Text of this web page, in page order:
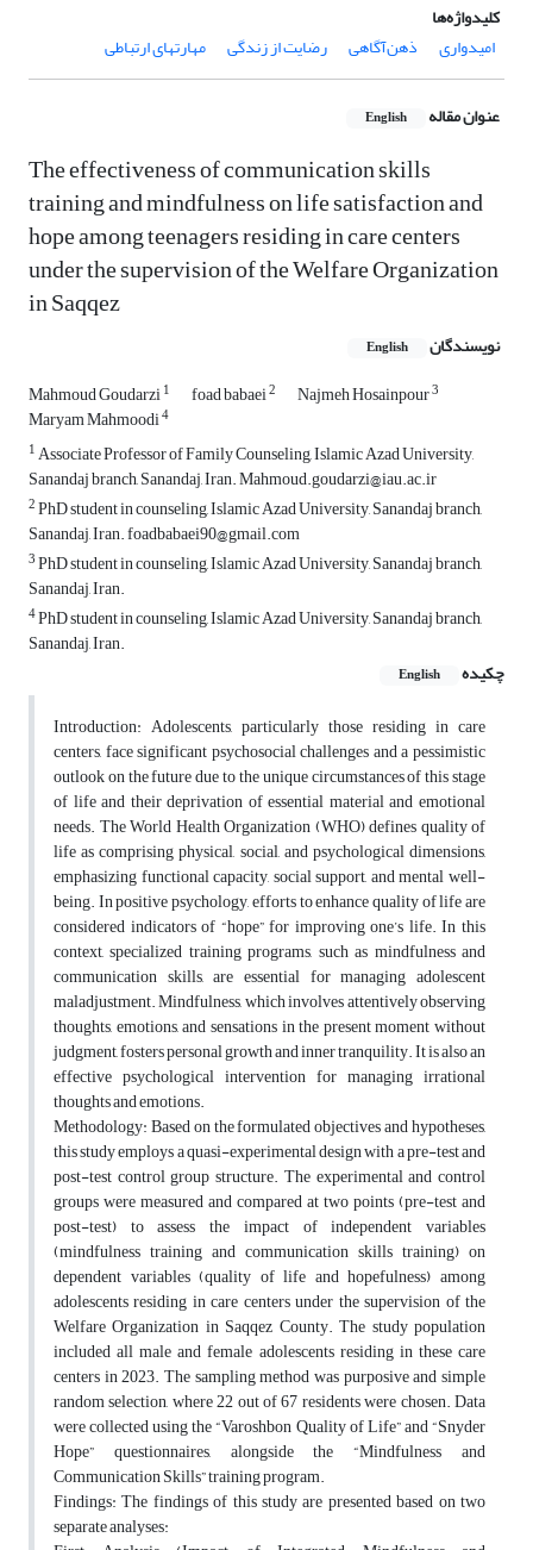
کلیدواژه‌ها
امیدواری
ذهن‌آگاهی رضایت از زندگی مهارتهای ارتباطی
عنوان مقاله English
The effectiveness of communication skills
training and mindfulness on life satisfaction and
hope among teenagers residing in care centers
under the supervision of the Welfare Organization
in Saqqez
نویسندگان English
Mahmoud Goudarzi1 foad babaei2 Najmeh Hosainpour3
Maryam Mahmoodi4
1Associate Professor of Family Counseling, Islamic Azad University,
Sanandaj branch, Sanandaj, Iran. Mahmoud.goudarzi@iau.ac.ir
2PhD student in counseling, Islamic Azad University, Sanandaj branch,
Sanandaj, Iran. foadbabaei90@gmail.com
3PhD student in counseling, Islamic Azad University, Sanandaj branch,
Sanandaj, Iran.
4PhD student in counseling, Islamic Azad University, Sanandaj branch,
Sanandaj, Iran.
چکیده
English
Introduction: Adolescents, particularly those residing in care
centers, face significant psychosocial challenges and a pessimistic
outlook on the future due to the unique circumstances of this stage
of life and their deprivation of essential material and emotional
needs. The World Health Organization (WHO) defines quality of
life as comprising physical, social, and psychological dimensions,
emphasizing functional capacity, social support, and mental well-
being. In positive psychology, efforts to enhance quality of life are
considered indicators of “hope” for improving one’s life. In this
context, specialized training programs, such as mindfulness and
communication skills, are essential for managing adolescent
maladjustment. Mindfulness, which involves attentively observing
thoughts, emotions, and sensations in the present moment without
judgment, fosters personal growth and inner tranquility. It is also an
effective psychological intervention for managing irrational
thoughts and emotions.
Methodology: Based on the formulated objectives and hypotheses,
this study employs a quasi-experimental design with a pre-test and
post-test control group structure. The experimental and control
groups were measured and compared at two points (pre-test and
post-test) to assess the impact of independent variables
(mindfulness training and communication skills training) on
dependent variables (quality of life and hopefulness) among
adolescents residing in care centers under the supervision of the
Welfare Organization in Saqqez County. The study population
included all male and female adolescents residing in these care
centers in 2023. The sampling method was purposive and simple
random selection, where 22 out of 67 residents were chosen. Data
were collected using the “Varoshbon Quality of Life” and “Snyder
Hope” questionnaires, alongside the “Mindfulness and
Communication Skills” training program.
Findings: The findings of this study are presented based on two
separate analyses: